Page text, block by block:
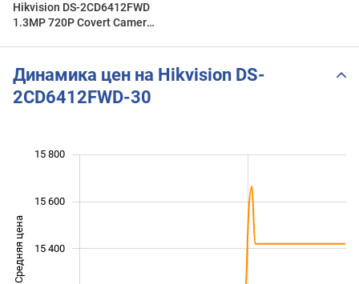
Hikvision DS-2CD6412FWD
1.3MP 720P Covert Camera
Динамика цен на Hikvision DS-
2CD6412FWD-30
Средняя цена 15 000
15 400
15 600
15 800